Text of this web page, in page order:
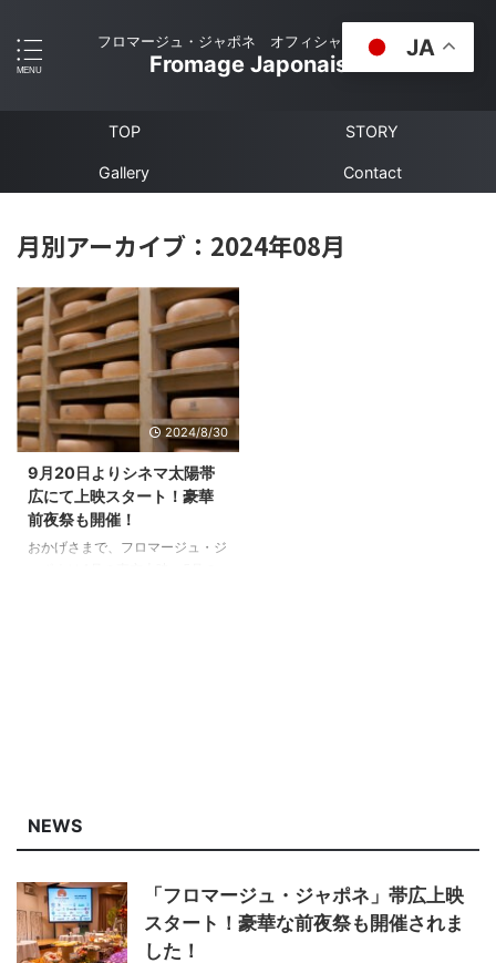
フロマージュ・ジャポネ オフィシャルサイト
Fromage Japonais
TOP STORY
Gallery Contact
月別アーカイブ：2024年08月
2024/8/30
9月20日よりシネマ太陽帯
広にて上映スタート！豪華
前夜祭も開催！
おかげさまで、フロマージュ・ジ
ます。そしてNORIZO監督も現地
（木）は、盛大な前夜祭も行われ
る予定です！ お近くの皆様 ...
NEWS
「フロマージュ・ジャポネ」帯広上映
スタート！豪華な前夜祭も開催されま
した！
JA